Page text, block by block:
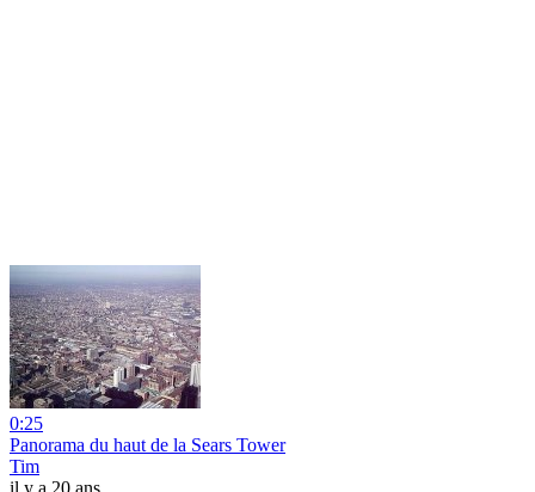
0:25
Panorama du haut de la Sears Tower
Tim